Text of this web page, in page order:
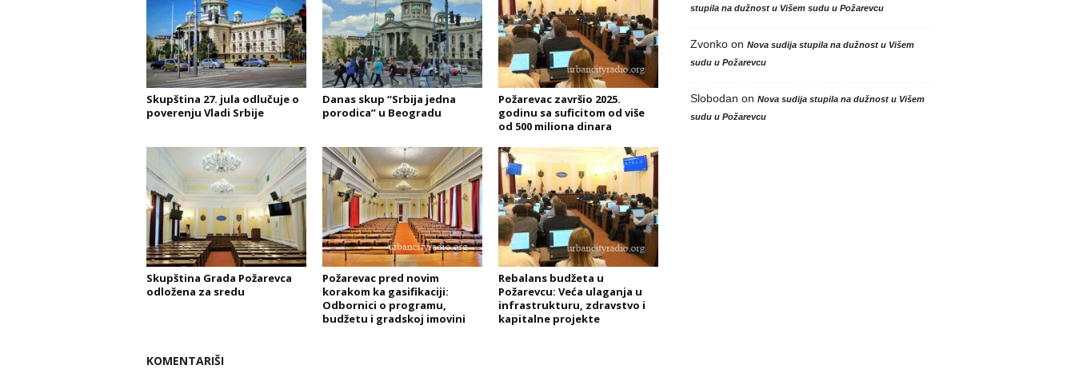
Skupština 27. jula odlučuje o
poverenju Vladi Srbije
Danas skup “Srbija jedna
porodica” u Beogradu
Požarevac završio 2025.
godinu sa suficitom od više
od 500 miliona dinara
Skupština Grada Požarevca
odložena za sredu
Požarevac pred novim
korakom ka gasifikaciji:
Odbornici o programu,
budžetu i gradskoj imovini
Rebalans budžeta u
Požarevcu: Veća ulaganja u
infrastrukturu, zdravstvo i
kapitalne projekte
KOMENTARIŠI
stupila na dužnost u Višem sudu u Požarevcu
Zvonkoon Nova sudija stupila na dužnost u Višem
sudu u Požarevcu
Slobodan on Nova sudija stupila na dužnost u Višem
sudu u Požarevcu